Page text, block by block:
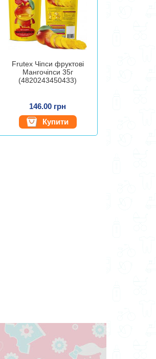
Frutex Чіпси фруктові
Мангочіпси 35г
(4820243450433)
146.00 грн
Купити